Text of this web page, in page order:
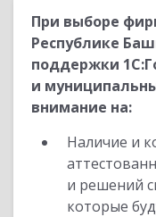
При выборе
Республике
поддержки
и
внимание на:
Наличие и
и решений
которые